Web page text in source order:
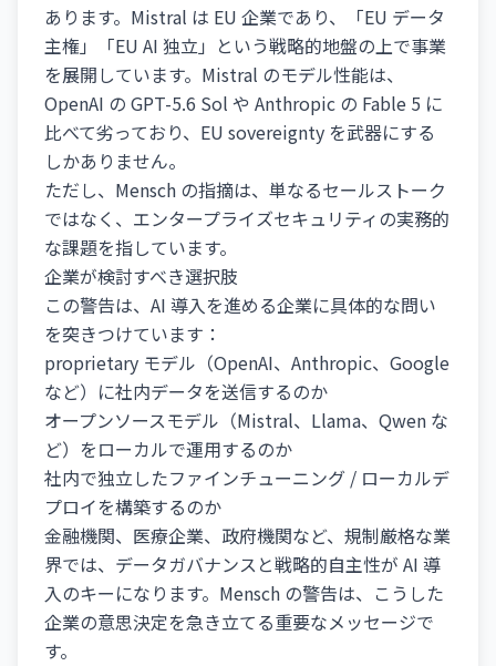
あります。Mistral は EU 企業であり、「EU データ
主権」「EU AI 独立」という戦略的地盤の上で事業
を展開しています。Mistral のモデル性能は、
OpenAI の GPT-5.6 Sol や Anthropic の Fable 5 に
比べて劣っており、EU sovereignty を武器にする
しかありません。
ただし、Mensch の指摘は、単なるセールストーク
ではなく、エンタープライズセキュリティの実務的
な課題を指しています。
企業が検討すべき選択肢
この警告は、AI 導入を進める企業に具体的な問い
を突きつけています：
proprietary モデル（OpenAI、Anthropic、Google
など）に社内データを送信するのか
オープンソースモデル（Mistral、Llama、Qwen な
ど）をローカルで運用するのか
社内で独立したファインチューニング / ローカルデ
プロイを構築するのか
金融機関、医療企業、政府機関など、規制厳格な業
界では、データガバナンスと戦略的自主性が AI 導
入のキーになります。Mensch の警告は、こうした
企業の意思決定を急き立てる重要なメッセージで
す。